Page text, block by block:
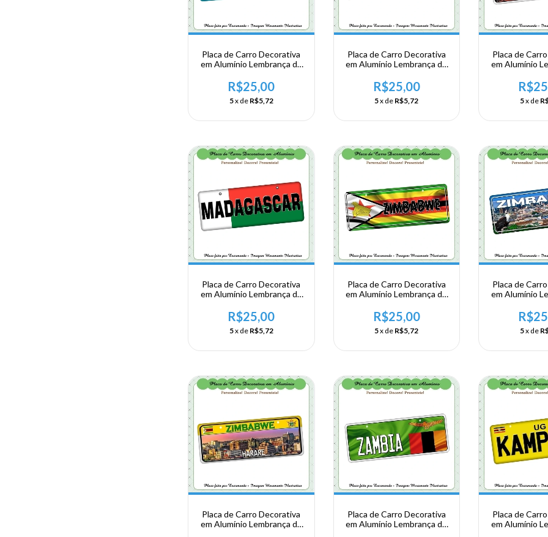
Placa de Carro Decorativa
em Alumínio Lembrança de
Oriental -Madagascar
R$25,00
5x de R$5,72
Placa de Carro Decorativa
em Alumínio Lembrança de
Oriental -Madagascar -
Antananarivo
R$25,00
5x de R$5,72
Placa de
em Alumínio
Oriental -
5x de
Placa de Carro Decorativa
em Alumínio Lembrança de
Oriental -Madagascar
R$25,00
5x de R$5,72
Placa de Carro Decorativa
em Alumínio Lembrança de
Oriental - Zimbábue
R$25,00
5x de R$5,72
Placa de
em Alumínio
Oriental -
5x de
Placa de Carro Decorativa
em Alumínio Lembrança de
Placa de Carro Decorativa
em Alumínio Lembrança de
Placa de
em Alumínio